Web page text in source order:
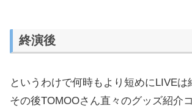
終演後
というわけで何時もより短めにLIVEは
その後TOMOOさん直々のグッズ紹介